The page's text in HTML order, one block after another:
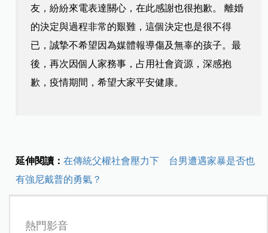
友，紛紛來電表達關心，在此感謝也很抱歉。 離婚
的決定與過程非常的艱難，這個決定也是很不得
已，誠摯不希望因為媒體報導傷及無辜的孩子。最
後，再次因個人家務事，占用社會資源，深感抱
歉，疫情期間，希望大家平安健康。
延伸閱讀：在傳統父權社會壓力下 台男遭遇家暴是否也
有強尼戴普的勇氣？
熱門影音